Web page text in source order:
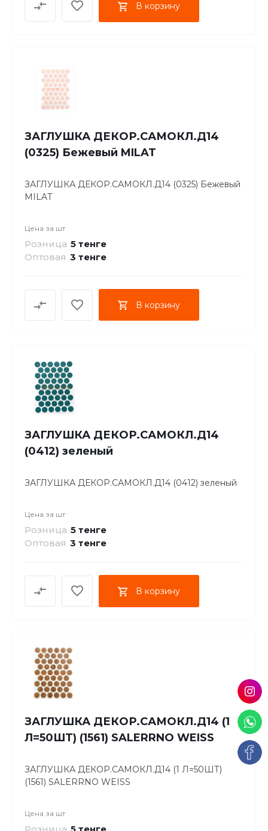
В корзину
ЗАГЛУШКА ДЕКОР.САМОКЛ.Д14
(0325) Бежевый MILAT
ЗАГЛУШКА ДЕКОР.САМОКЛ.Д14 (0325) Бежевый
MILAT
Цена за шт
Розница 5 тенге
Оптовая 3 тенге
В корзину
ЗАГЛУШКА ДЕКОР.САМОКЛ.Д14
(0412) зеленый
ЗАГЛУШКА ДЕКОР.САМОКЛ.Д14 (0412) зеленый
Цена за шт
Розница 5 тенге
Оптовая 3 тенге
В корзину
ЗАГЛУШКА ДЕКОР.САМОКЛ.Д14 (1
Л=50ШТ) (1561) SALERRNO WEISS
ЗАГЛУШКА ДЕКОР.САМОКЛ.Д14 (1 Л=50ШТ)
(1561) SALERRNO WEISS
Цена за шт
Розница 5 тенге